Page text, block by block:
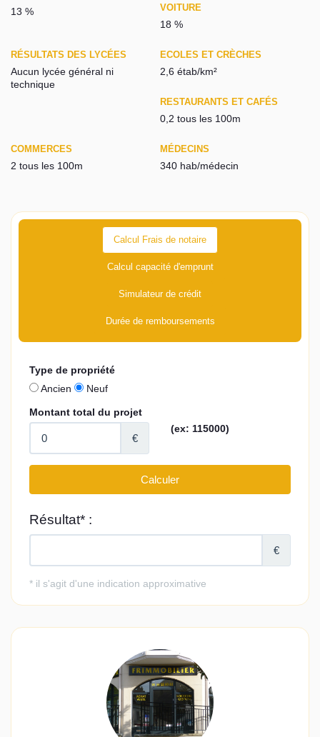
13 %
VOITURE
18 %
RÉSULTATS DES LYCÉES
Aucun lycée général ni
technique
ECOLES ET CRÈCHES
2,6 étab/km²
RESTAURANTS ET CAFÉS
0,2 tous les 100m
COMMERCES
2 tous les 100m
MÉDECINS
340 hab/médecin
Calcul Frais de notaire
Calcul capacité d'emprunt
Simulateur de crédit
Durée de remboursements